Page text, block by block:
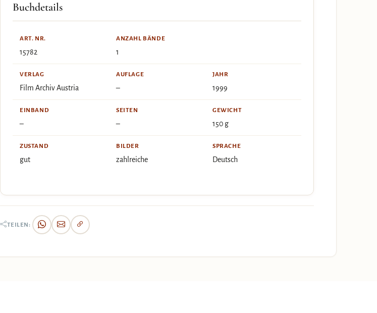
Buchdetails
ART. NR.
15782
ANZAHL BÄNDE
1
VERLAG
Film Archiv Austria
AUFLAGE
–
JAHR
1999
EINBAND
–
SEITEN
–
GEWICHT
150 g
ZUSTAND
gut
BILDER
zahlreiche
SPRACHE
Deutsch
TEILEN: